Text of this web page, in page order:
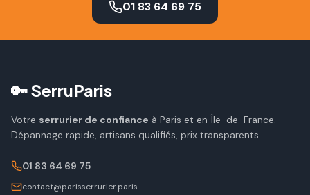
01 83 64 69 75
🔑 SerruParis
Votre serrurier de confiance à Paris et en Île-de-France.
Dépannage rapide, artisans qualifiés, prix transparents.
01 83 64 69 75
contact@parisserrurier.paris